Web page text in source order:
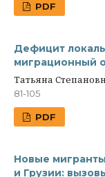
PDF
Дефицит
миграционный
Татьяна
81-105
PDF
Новые
и Грузии: